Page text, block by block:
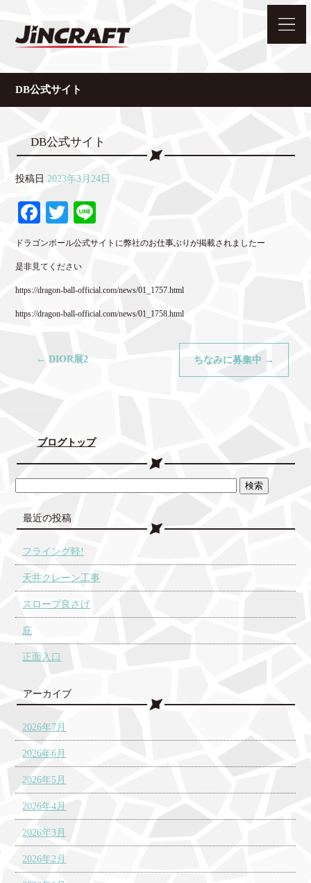
DB公式サイト
DB公式サイト
投稿日 2023年3月24日
Fa
ce
bo
ok
T
wi
tte
r
ne
ドラゴンボール公式サイトに弊社のお仕事ぶりが掲載されましたー
是非見てください
https://dragon-ball-official.com/news/01_1757.html
https://dragon-ball-official.com/news/01_1758.html
← DIOR展2 ちなみに募集中 →
ブログトップ
最近の投稿
フライング軽!
天井クレーン工事
スロープ良さげ
庇
正面入口
アーカイブ
2026年7月
2026年6月
2026年5月
2026年4月
2026年3月
2026年2月